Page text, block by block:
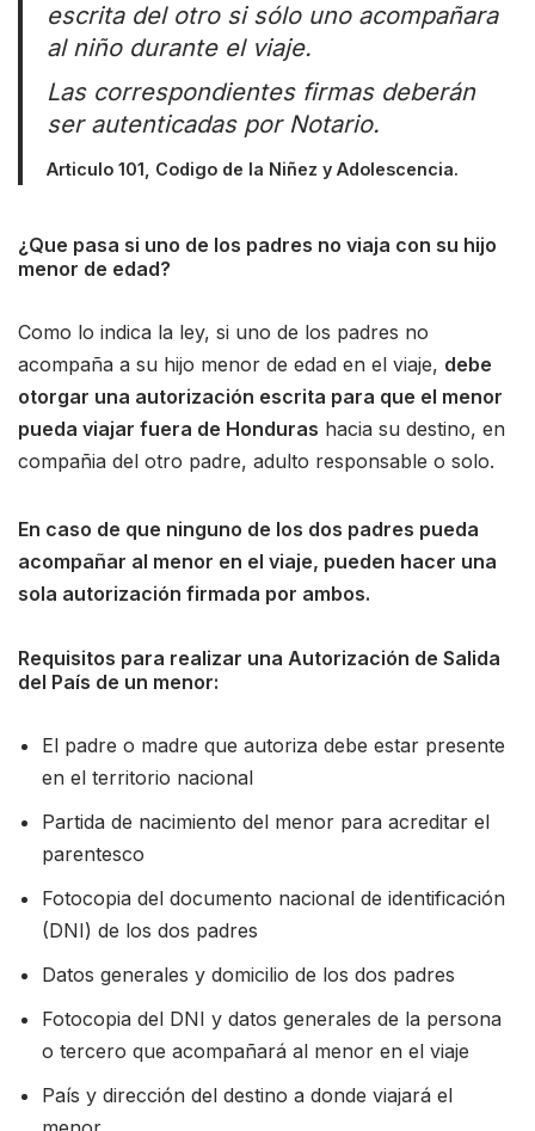
escrita del otro si sólo uno acompañara
al niño durante el viaje.
Las correspondientes firmas deberán
ser autenticadas por Notario.
Articulo 101, Codigo de la Niñez y Adolescencia.
¿Que pasa si uno de los padres no viaja con su hijo
menor de edad?
Como lo indica la ley, si uno de los padres no
acompaña a su hijo menor de edad en el viaje, debe
otorgar una autorización escrita para que el menor
pueda viajar fuera de Honduras hacia su destino, en
compañia del otro padre, adulto responsable o solo.
En caso de que ninguno de los dos padres pueda
acompañar al menor en el viaje, pueden hacer una
sola autorización firmada por ambos.
Requisitos para realizar una Autorización de Salida
del País de un menor:
El padre o madre que autoriza debe estar presente
en el territorio nacional
Partida de nacimiento del menor para acreditar el
parentesco
Fotocopia del documento nacional de identificación
(DNI) de los dos padres
Datos generales y domicilio de los dos padres
Fotocopia del DNI y datos generales de la persona
o tercero que acompañará al menor en el viaje
País y dirección del destino a donde viajará el